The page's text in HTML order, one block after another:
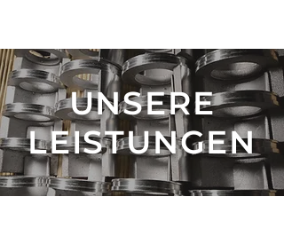
UNSERE
LEISTUNGEN